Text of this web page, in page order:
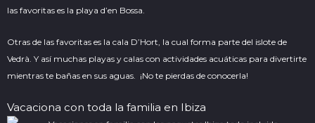
las favoritas es la playa d’en Bossa.
Otras de las favoritas es la cala D’Hort, la cual forma parte del islote de
Vedrà. Y así muchas playas y calas con actividades acuáticas para divertirte
mientras te bañas en sus aguas. ¡No te pierdas de conocerla!
Vacaciona con toda la familia en Ibiza